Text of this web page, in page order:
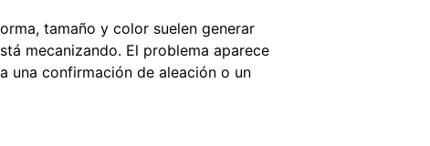
tamaño y color suelen generar
mecanizando. El problema aparece
una confirmación de aleación o un